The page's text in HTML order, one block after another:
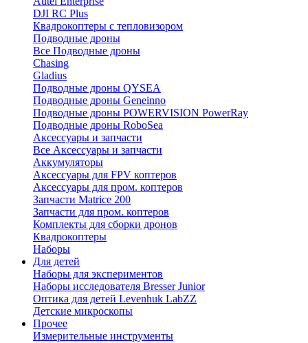
DJI RC Plus
Квадрокоптеры с тепловизором
Подводные дроны
Все Подводные дроны
Chasing
Gladius
Подводные дроны QYSEA
Подводные дроны Geneinno
Подводные дроны POWERVISION PowerRay
Подводные дроны RoboSea
Аксессуары и запчасти
Все Аксессуары и запчасти
Аккумуляторы
Аксессуары для FPV коптеров
Аксессуары для пром. коптеров
Запчасти Matrice 200
Запчасти для пром. коптеров
Комплекты для сборки дронов
Квадрокоптеры
Наборы
Для детей
Наборы для экспериментов
Наборы исследователя Bresser Junior
Оптика для детей Levenhuk LabZZ
Детские микроскопы
Прочее
Измерительные инструменты